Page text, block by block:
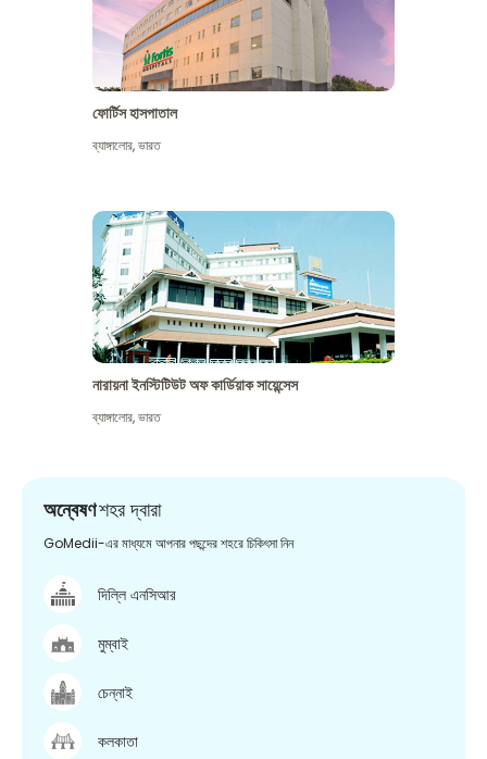
ফোর্টিস হাসপাতাল
ব্যাঙ্গালোর,ভারত
নারায়না ইনস্টিটিউট অফ কার্ডিয়াক সায়েন্সেস
ব্যাঙ্গালোর,ভারত
অন্বেষণশহর দ্বারা
GoMedii-এর মাধ্যমে আপনার পছন্দের শহরে চিকিৎসা নিন
দিল্লি এনসিআর
মুম্বাই
চেন্নাই
কলকাতা